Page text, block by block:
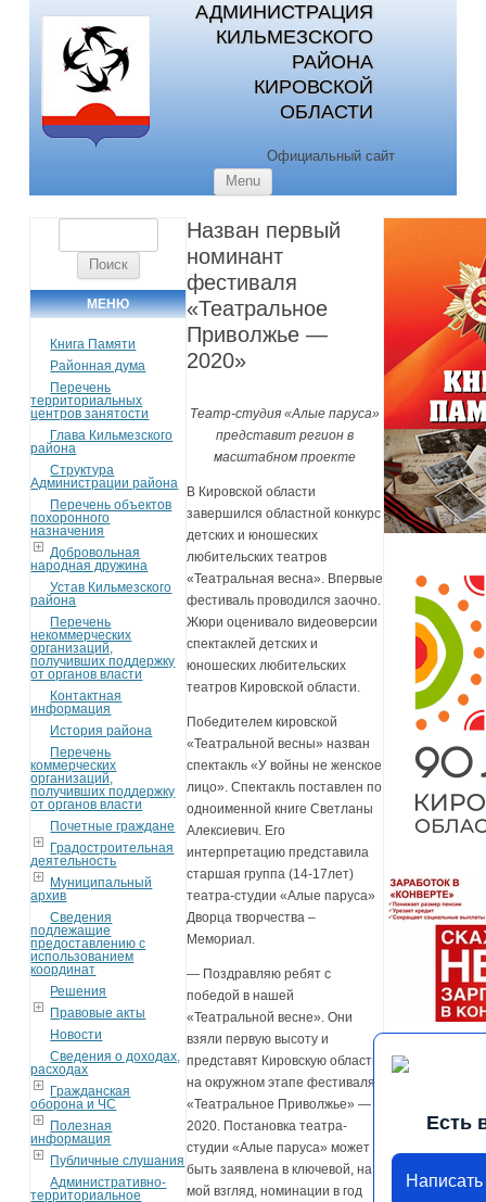
АДМИНИСТРАЦИЯ
КИЛЬМЕЗСКОГО
РАЙОНА
КИРОВСКОЙ
ОБЛАСТИ
Официальный сайт
Menu
МЕНЮ
Книга Памяти
Районная дума
Перечень
территориальных
центров занятости
Глава Кильмезского
района
Структура
Администрации района
Перечень объектов
похоронного
назначения
Добровольная
народная дружина
Устав Кильмезского
района
Перечень
некоммерческих
организаций,
получивших поддержку
от органов власти
Контактная
информация
История района
Перечень
коммерческих
организаций,
получивших поддержку
от органов власти
Почетные граждане
Градостроительная
деятельность
Муниципальный
архив
Сведения
подлежащие
предоставлению с
использованием
координат
Решения
Правовые акты
Новости
Сведения о доходах,
расходах
Гражданская
оборона и ЧС
Полезная
информация
Публичные слушания
Административно-
территориальное
Назван первый
номинант
фестиваля
«Театральное
Приволжье —
2020»
Театр-студия «Алые паруса»
представит регион в
масштабном проекте
В Кировской области
завершился областной конкурс
детских и юношеских
любительских театров
«Театральная весна». Впервые
фестиваль проводился заочно.
Жюри оценивало видеоверсии
спектаклей детских и
юношеских любительских
театров Кировской области.
Победителем кировской
«Театральной весны» назван
спектакль «У войны не женское
лицо». Спектакль поставлен по
одноименной книге Светланы
Алексиевич. Его
интерпретацию представила
старшая группа (14-17лет)
театра-студии «Алые паруса»
Дворца творчества –
Мемориал.
— Поздравляю ребят с
победой в нашей
«Театральной весне». Они
взяли первую высоту и
представят Кировскую область
на окружном этапе фестиваля
«Театральное Приволжье» —
2020. Постановка театра-
студии «Алые паруса» может
быть заявлена в ключевой, на
мой взгляд, номинации в год
Есть